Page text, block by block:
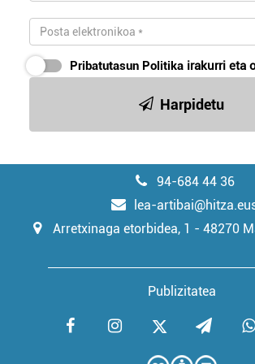
Pribatutasun Politika irakurri eta
Harpidetu
94-684 44 36
lea-
Arretxinaga etorbidea, 1 - 48270
Publizitatea